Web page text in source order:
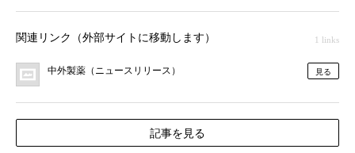
関連リンク（外部サイトに移動します） 1 links
中外製薬（ニュースリリース） 見る
記事を見る